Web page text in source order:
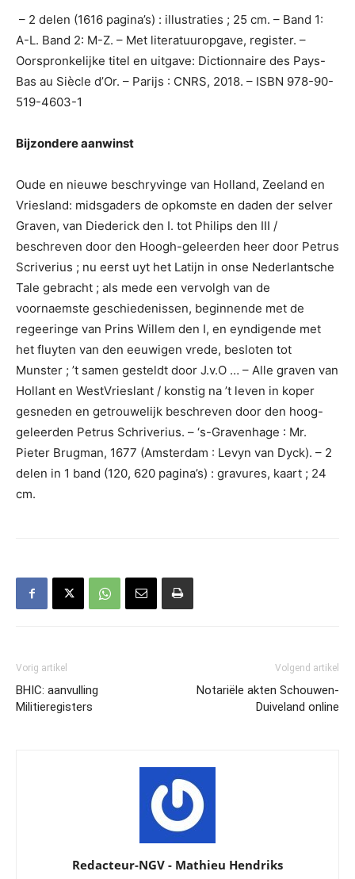
– 2 delen (1616 pagina’s) : illustraties ; 25 cm. – Band 1:
A-L. Band 2: M-Z. – Met literatuuropgave, register. –
Oorspronkelijke titel en uitgave: Dictionnaire des Pays-
Bas au Siècle d’Or. – Parijs : CNRS, 2018. – ISBN 978-90-
519-4603-1
Bijzondere aanwinst
Oude en nieuwe beschryvinge van Holland, Zeeland en
Vriesland: midsgaders de opkomste en daden der selver
Graven, van Diederick den I. tot Philips den III /
beschreven door den Hoogh-geleerden heer door Petrus
Scriverius ; nu eerst uyt het Latijn in onse Nederlantsche
Tale gebracht ; als mede een vervolgh van de
voornaemste geschiedenissen, beginnende met de
regeeringe van Prins Willem den I, en eyndigende met
het fluyten van den eeuwigen vrede, besloten tot
Munster ; ’t samen gesteldt door J.v.O … – Alle graven van
Hollant en WestVrieslant / konstig na ’t leven in koper
gesneden en getrouwelijk beschreven door den hoog-
geleerden Petrus Schriverius. – ‘s-Gravenhage : Mr.
Pieter Brugman, 1677 (Amsterdam : Levyn van Dyck). – 2
delen in 1 band (120, 620 pagina’s) : gravures, kaart ; 24
cm.
Vorig artikel
BHIC: aanvulling
Militieregisters
Volgend artikel
Notariële akten Schouwen-
Duiveland online
Redacteur-NGV - Mathieu Hendriks